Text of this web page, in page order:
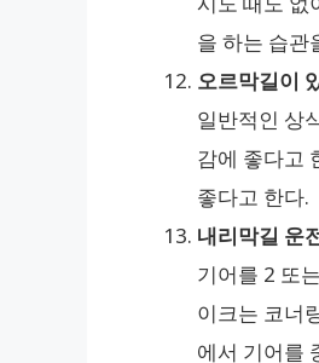
을 하는 습관
오르막길이
일반적인 상
감에 좋다고
좋다고 한다.
내리막길 운
기어를 2 또
이크는 코너
에서 기어를